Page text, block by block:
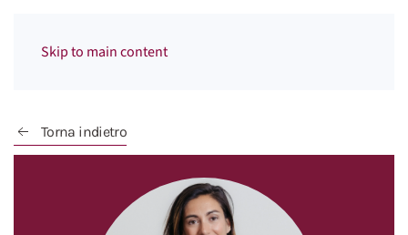
Skip to main content
Torna indietro